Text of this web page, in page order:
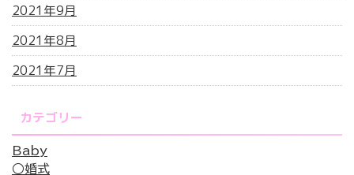
2021年9月
2021年8月
2021年7月
カテゴリー
Baby
○婚式